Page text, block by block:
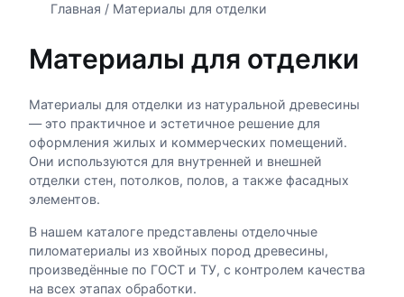
с
Главная / Материалы для отделки
Материалы для отделки
Материалы для отделки из натуральной древесины
— это практичное и эстетичное решение для
оформления жилых и коммерческих помещений.
Они используются для внутренней и внешней
отделки стен, потолков, полов, а также фасадных
элементов.
В нашем каталоге представлены отделочные
пиломатериалы из хвойных пород древесины,
произведённые по ГОСТ и ТУ, с контролем качества
на всех этапах обработки.